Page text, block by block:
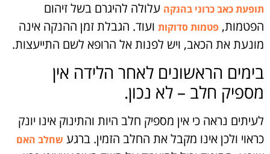
תופעת כאב כרוני בהנקה עלולה להיגרם בשל זיהום
הפטמות, פטמות סדוקות ועוד. הגבלת זמן ההנקה אינה
מונעת את הכאב, ויש לפנות אל הרופא לשם התייעצות.
בימים הראשונים לאחר הלידה אין
מספיק חלב – לא נכון.
לעיתים נראה כי אין מספיק חלב היות והתינוק אינו יונק
כראוי ולכן אינו מקבל את החלב הזמין. ברגע שחלב האם